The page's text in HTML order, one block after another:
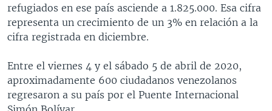
refugiados en ese país asciende a 1.825.000. Esa cifra
representa un crecimiento de un 3% en relación a la
cifra registrada en diciembre.
Entre el viernes 4 y el sábado 5 de abril de 2020,
aproximadamente 600 ciudadanos venezolanos
regresaron a su país por el Puente Internacional